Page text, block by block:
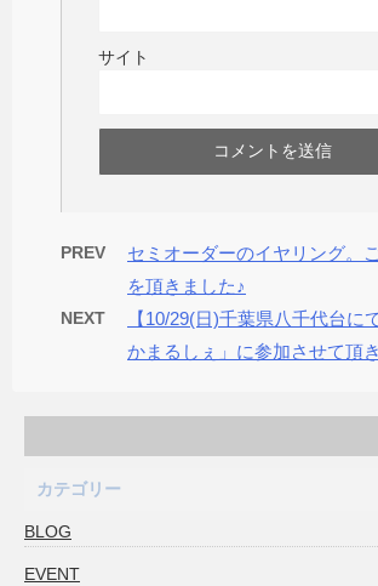
サイト
PREV
セミオーダーのイヤリング。
を頂きました♪
NEXT
【10/29(日)千葉県八千代台に
かまるしぇ」に参加させて頂
カテゴリー
BLOG
EVENT